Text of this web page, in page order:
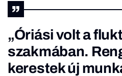
„Óriási volt a
szakmában.
kerestek új